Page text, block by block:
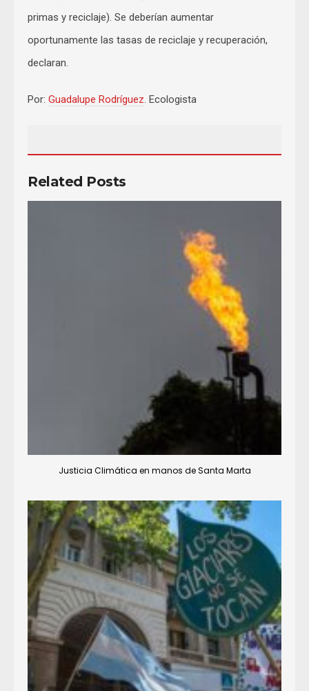
primas y reciclaje). Se deberían aumentar
oportunamente las tasas de reciclaje y recuperación,
declaran.
Por: Guadalupe Rodríguez. Ecologista
Related Posts
Justicia Climática en manos de Santa Marta